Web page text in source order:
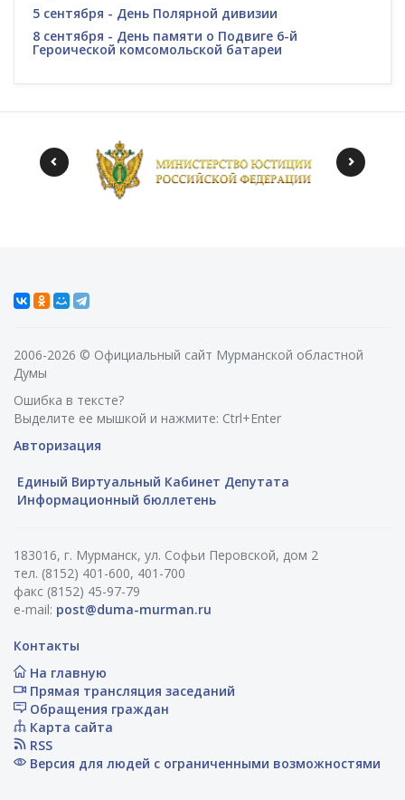
5 сентября - День Полярной дивизии
8 сентября - День памяти о Подвиге 6-й
Героической комсомольской батареи
2006-2026 © Официальный сайт Мурманской областной
Думы
Ошибка в тексте?
Выделите ее мышкой и нажмите: Ctrl+Enter
Авторизация
Единый Виртуальный Кабинет Депутата
Информационный бюллетень
183016, г. Мурманск, ул. Софьи Перовской, дом 2
тел. (8152) 401-600, 401-700
факс (8152) 45-97-79
e-mail: post@duma-murman.ru
Контакты
На главную
Прямая трансляция заседаний
Обращения граждан
Карта сайта
RSS
Версия для людей с ограниченными возможностями